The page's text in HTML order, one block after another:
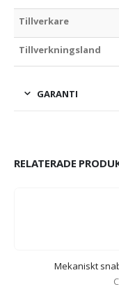
Tillverkare
Tillverkningsland
GARANTI
RELATERADE
Mekaniskt